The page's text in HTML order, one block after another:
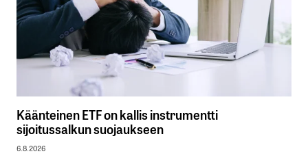
Käänteinen ETF on kallis instrumentti
sijoitussalkun suojaukseen
6.8.2026